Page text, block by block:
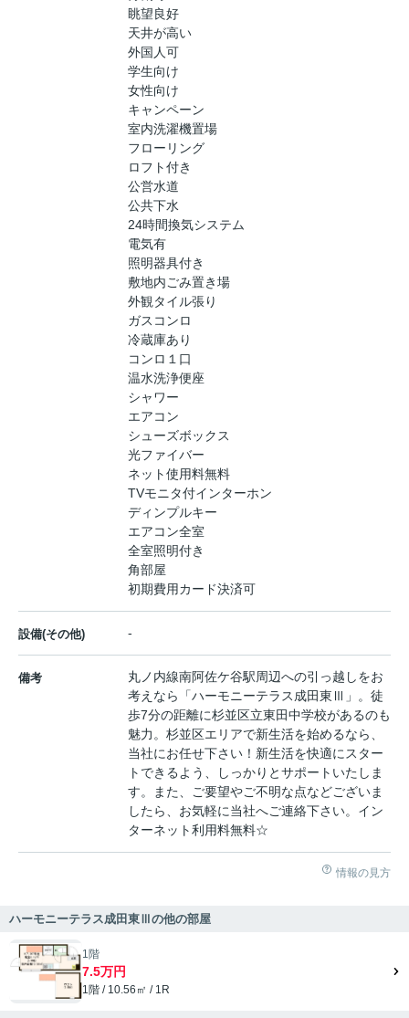
眺望良好
天井が高い
外国人可
学生向け
女性向け
キャンペーン
室内洗濯機置場
フローリング
ロフト付き
公営水道
公共下水
24時間換気システム
電気有
照明器具付き
敷地内ごみ置き場
外観タイル張り
ガスコンロ
冷蔵庫あり
コンロ１口
温水洗浄便座
シャワー
エアコン
シューズボックス
光ファイバー
ネット使用料無料
TVモニタ付インターホン
ディンプルキー
エアコン全室
全室照明付き
角部屋
初期費用カード決済可
設備(その他) -
備考
丸ノ内線南阿佐ケ谷駅周辺への引っ越しをお
考えなら「ハーモニーテラス成田東Ⅲ」。徒
歩7分の距離に杉並区立東田中学校があるのも
魅力。杉並区エリアで新生活を始めるなら、
当社にお任せ下さい！新生活を快適にスター
トできるよう、しっかりとサポートいたしま
す。また、ご要望やご不明な点などございま
したら、お気軽に当社へご連絡下さい。イン
ターネット利用料無料☆
情報の見方
ハーモニーテラス成田東Ⅲの他の部屋
1階
7.5万円
1階 / 10.56㎡ / 1R